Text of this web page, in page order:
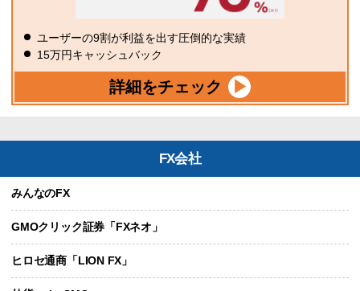
ユーザーの9割が利益を出す圧倒的な実績
15万円キャッシュバック
詳細をチェック
FX会社
みんなのFX
GMOクリック証券「FXネオ」
ヒロセ通商「LION FX」